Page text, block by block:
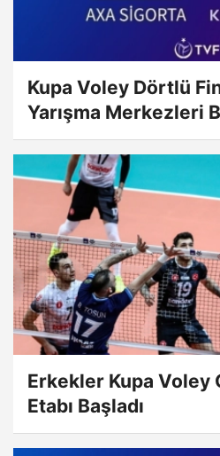
Kupa Voley Dörtlü
Yarışma Merkezleri
Erkekler Kupa Voley
Etabı Başladı